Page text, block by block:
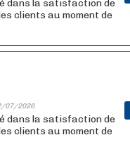
dans la satisfaction de
clients au moment de
07/2026
dans la satisfaction de
clients au moment de